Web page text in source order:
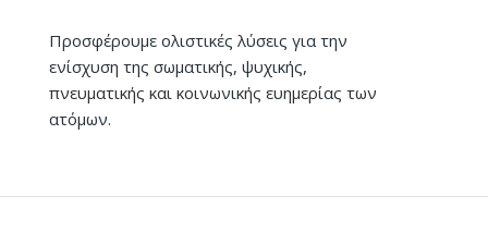
Προσφέρουμε ολιστικές λύσεις για την
ενίσχυση της σωματικής, ψυχικής,
πνευματικής και κοινωνικής ευημερίας των
ατόμων.